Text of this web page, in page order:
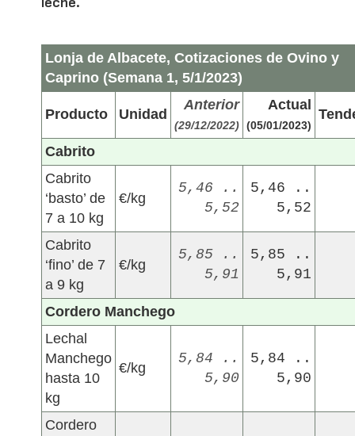
Lonja de Albacete, Cotizaciones de Ovino y
Caprino (Semana 1, 5/1/2023)
Producto Unidad
Anterior
(29/12/2022)
Actual
(05/01/2023)
Cabrito
Cabrito
‘basto’ de
7 a 10 kg
€/kg
5,46 ..
5,52
5,46 ..
5,52
Cabrito
‘fino’ de 7
a 9 kg
€/kg
5,85 ..
5,91
5,85 ..
5,91
Cordero Manchego
Lechal
Manchego
hasta 10
kg
€/kg
5,84 ..
5,90
5,84 ..
5,90
Cordero